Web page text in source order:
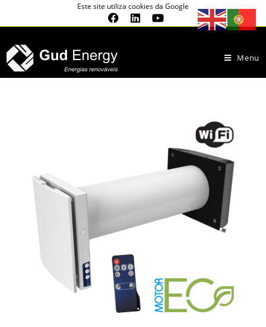
Este site utiliza cookies da Google
Menu